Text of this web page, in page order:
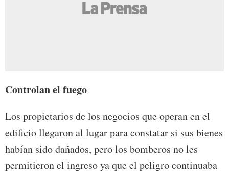
Controlan el fuego
Los propietarios de los negocios que operan en el
edificio llegaron al lugar para constatar si sus bienes
habían sido dañados, pero los bomberos no les
permitieron el ingreso ya que el peligro continuaba